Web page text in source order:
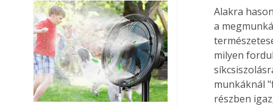
megközelítheti. Ez nemcsak a
beszállást teszi kellemetlenné,
hanem az autó állapotára és a
benne hagyott tárgyakra is
káros hatással lehet. Néhány
egyszerű óvintézkedéssel
azonban jelentősen
csökkenthetjük a hőség káros
Alakra
a
milyen
munkáknál
részben